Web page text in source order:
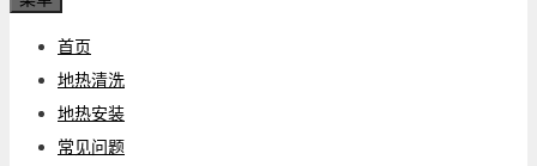
首页
地热清洗
地热安装
常见问题